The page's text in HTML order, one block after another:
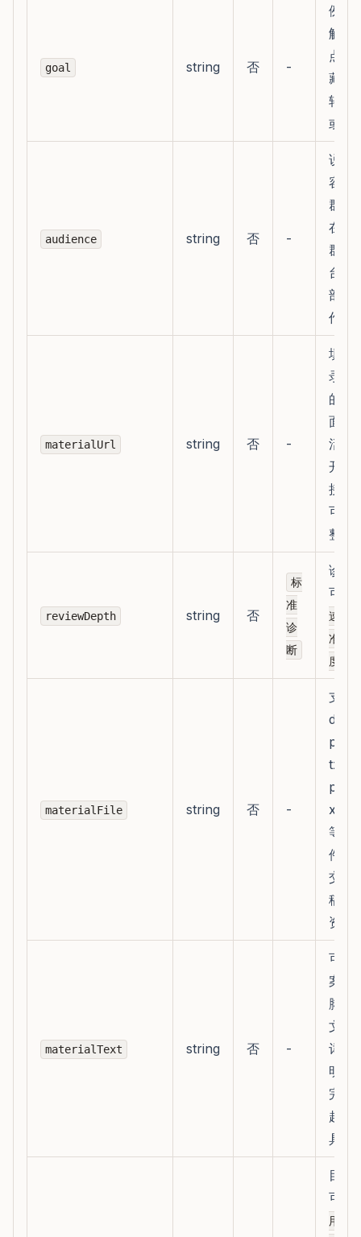
goal string 否 -
例如
解、
点击
藏、
转发
或成
audience string 否 -
说明
容面
群，
在客
群成
台读
部评
作方
materialUrl string 否 -
填写
录即
的文
面、
活动
开资
接；
可访
整
reviewDepth string 否
标
准
诊
断
诊断
可选
速体
准诊
度改
materialFile string 否 -
支持
docx
pdf
txt、
pptx
xlsx
等内
件，
交跨
稿、
资料
materialText string 否 -
可粘
案、
脚本
文案
词或
明；
完整
越容
具体
目标
可选
用